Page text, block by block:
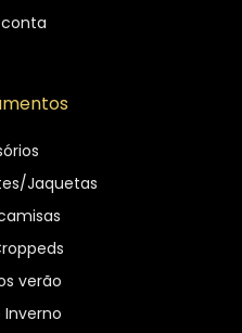
Jaquetas
verão